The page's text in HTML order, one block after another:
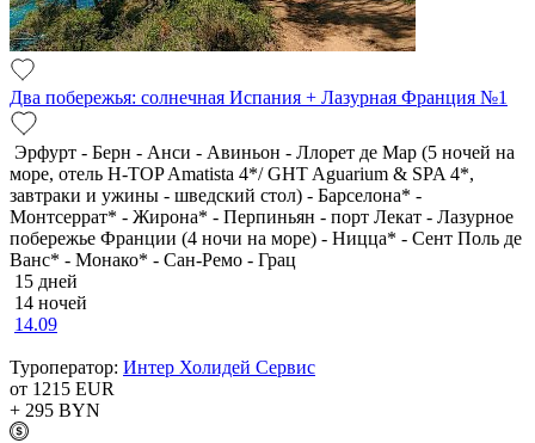
Два побережья: солнечная Испания + Лазурная Франция №1
Эрфурт - Берн - Анси - Авиньон - Ллорет де Мар (5 ночей на
море, отель H-TOP Amatista 4*/ GHT Aguarium & SPA 4*,
завтраки и ужины - шведский стол) - Барселона* -
Монтсеррат* - Жирона* - Перпиньян - порт Лекат - Лазурное
побережье Франции (4 ночи на море) - Ницца* - Сент Поль де
Ванс* - Монако* - Сан-Ремо - Грац
15 дней
14 ночей
14.09
Туроператор: Интер Холидей Сервис
от 1215 EUR
+ 295 BYN